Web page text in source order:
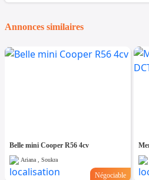
Annonces similaires
Belle mini Cooper R56 4cv
Ariana , Soukra
Négociable